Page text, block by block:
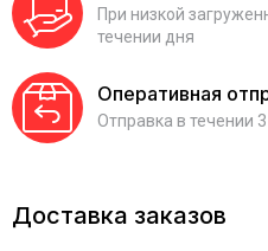
При низкой
течении дня
Оперативная
Отправка в течении
Доставка заказов